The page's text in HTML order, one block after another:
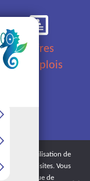
Offres
d'emplois
l’utilisation de
de visites. Vous
la politique de